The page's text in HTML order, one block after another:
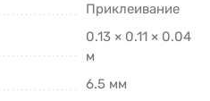
Приклеивание
0.13 × 0.11 × 0.04
м
6.5 мм